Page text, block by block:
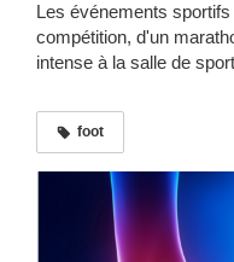
Les événements
compétition, d'un
intense à la salle de
foot